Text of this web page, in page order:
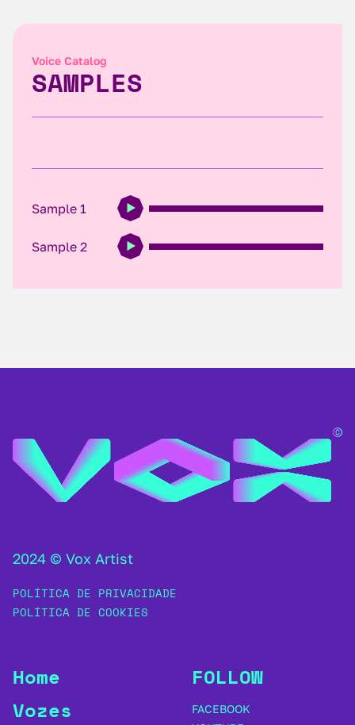
Voice Catalog
SAMPLES
Sample 1
Sample 2
2024 © Vox Artist
POLÍTICA DE PRIVACIDADE
POLÍTICA DE COOKIES
Home
Vozes
FOLLOW
FACEBOOK